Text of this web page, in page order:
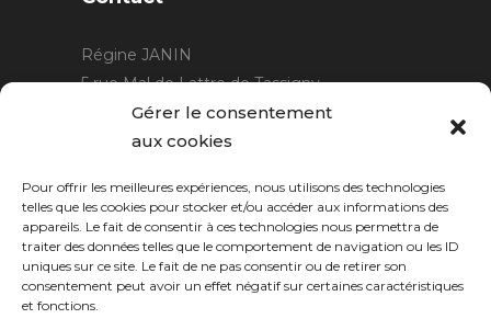
Gérer le consentement
aux cookies
Pour offrir les meilleures expériences, nous utilisons des technologies
telles que les cookies pour stocker et/ou accéder aux informations des
appareils. Le fait de consentir à ces technologies nous permettra de
traiter des données telles que le comportement de navigation ou les ID
uniques sur ce site. Le fait de ne pas consentir ou de retirer son
consentement peut avoir un effet négatif sur certaines caractéristiques
et fonctions.
Régine JANIN
5 rue Mal de Lattre de Tassigny
21220 Gevrey Chambertin
06 15 15 80 29
Horaires :sur rendez-vous.